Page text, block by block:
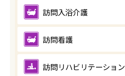
訪問入浴介護
訪問看護
訪問リハビリテーション